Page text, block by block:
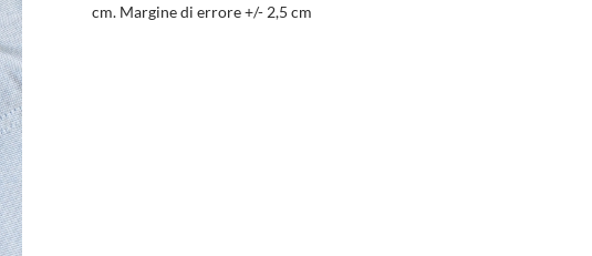
cm. Margine di errore +/- 2,5 cm